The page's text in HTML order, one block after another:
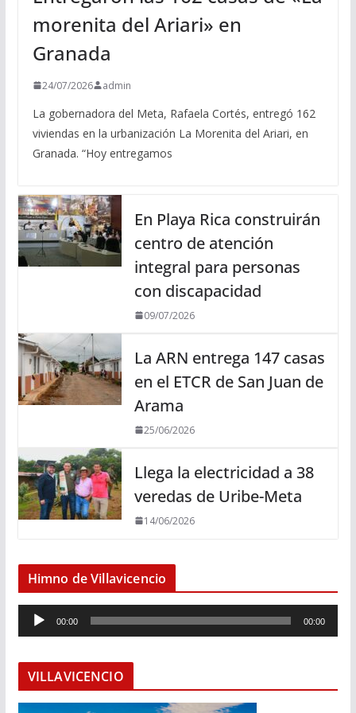
morenita del Ariari» en
Granada
24/07/2026 admin
La gobernadora del Meta, Rafaela Cortés, entregó 162
viviendas en la urbanización La Morenita del Ariari, en
Granada. “Hoy entregamos
En Playa Rica construirán
centro de atención
integral para personas
con discapacidad
09/07/2026
La ARN entrega 147 casas
en el ETCR de San Juan de
Arama
25/06/2026
Llega la electricidad a 38
veredas de Uribe-Meta
14/06/2026
Himno de Villavicencio
e
o
00:00 00:00
VILLAVICENCIO